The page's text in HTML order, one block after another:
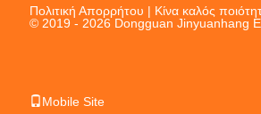
Πολιτική Απορρήτου | Κίνα καλός
© 2019 - 2026 Dongguan Jinyuanhang
Mobile Site